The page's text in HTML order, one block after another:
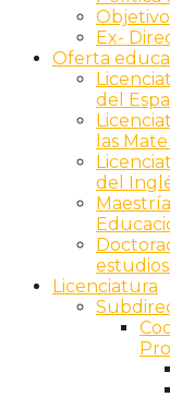
Ex-
Oferta
del
las
del
Licenciatura